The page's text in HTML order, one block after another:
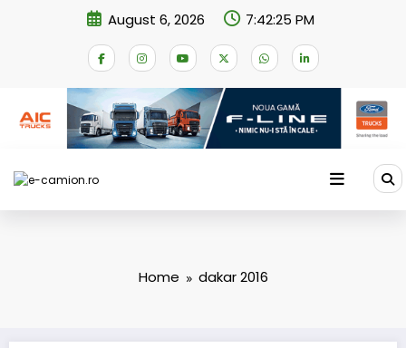
August 6, 2026 7:42:25 PM
Home dakar 2016